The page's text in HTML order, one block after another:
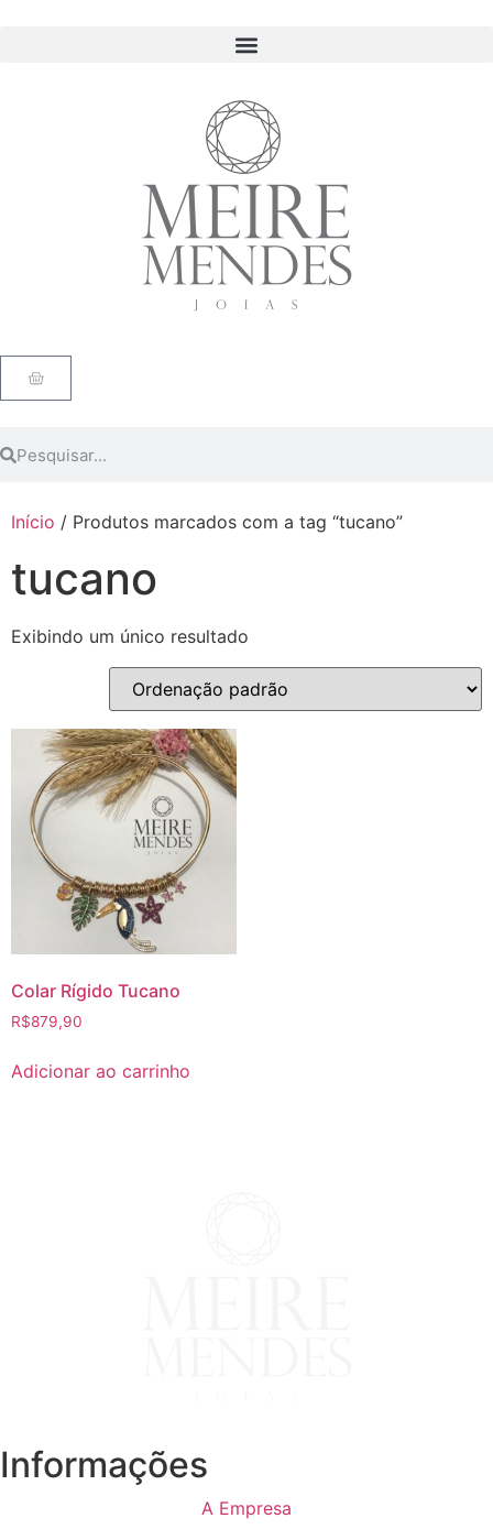
Início / Produtos marcados com a tag “tucano”
tucano
Exibindo um único resultado
Colar Rígido Tucano
R$879,90
Adicionar ao carrinho
Informações
A Empresa